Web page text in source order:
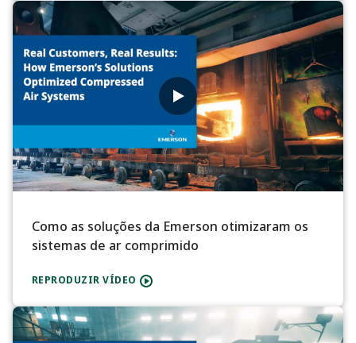
Como as soluções da Emerson otimizaram os
sistemas de ar comprimido
REPRODUZIR VÍDEO